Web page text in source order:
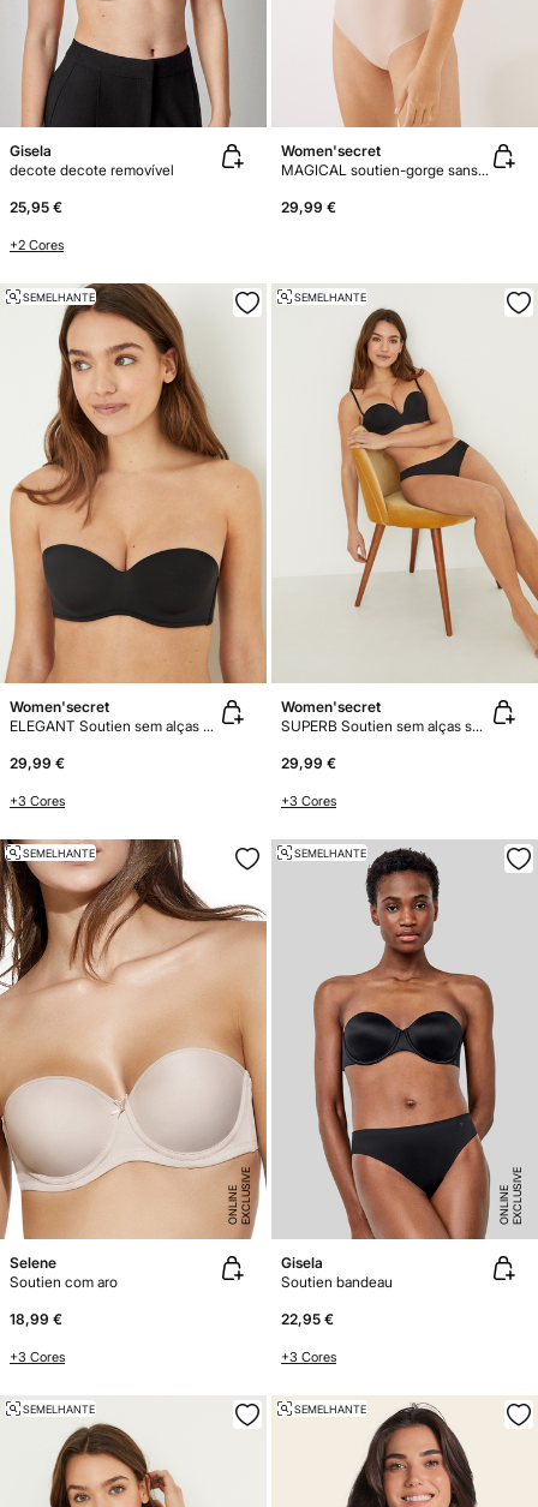
Gisela
decote decote removível
25,95 €
+2 Cores
Women'secret
MAGICAL soutien-gorge sans bretelles push-up microfibre
29,99 €
SEMELHANTE
Women'secret
ELEGANT Soutien sem alças microfibra
29,99 €
+3 Cores
SEMELHANTE
Women'secret
SUPERB Soutien sem alças super push-up microfibra
29,99 €
+3 Cores
E
X
C
L
U
SI
V
E
O
N
LI
N
E
SEMELHANTE
Selene
Soutien com aro
18,99 €
+3 Cores
E
X
C
L
U
SI
V
E
O
N
LI
N
E
SEMELHANTE
Gisela
Soutien bandeau
22,95 €
+3 Cores
SEMELHANTE SEMELHANTE